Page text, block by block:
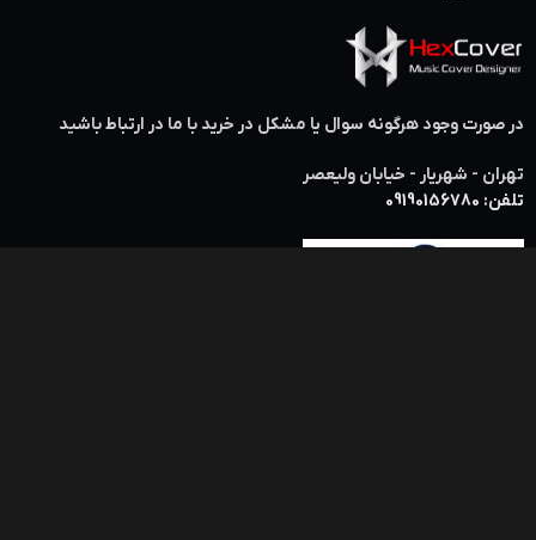
در صورت وجود هرگونه سوال یا مشکل در خرید با ما در ارتباط باشید
تهران - شهریار - خیابان ولیعصر
تلفن: 09190156780